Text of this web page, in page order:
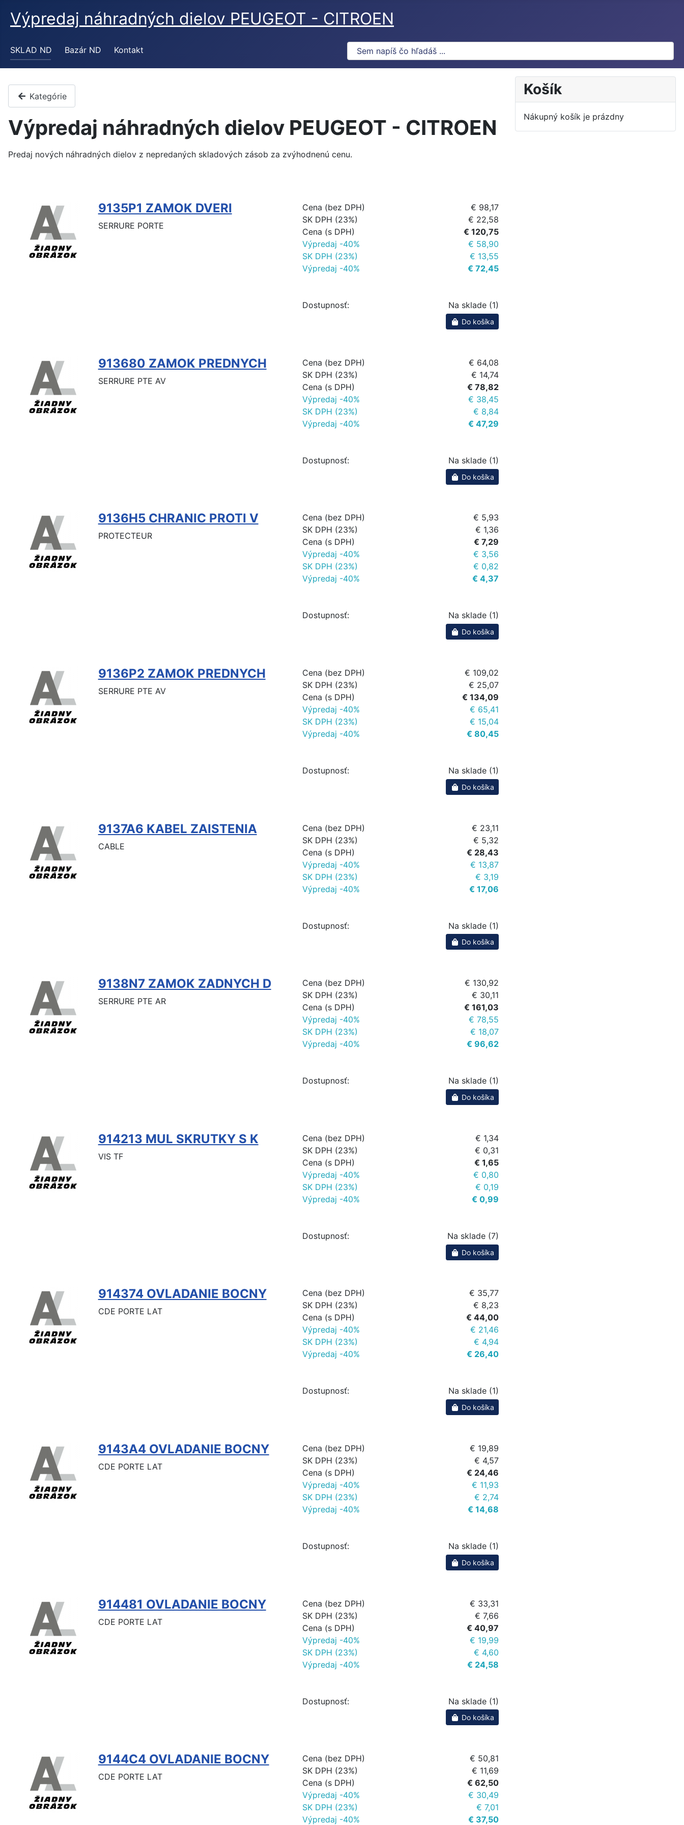
Výpredaj náhradných dielov PEUGEOT - CITROEN
SKLAD ND Bazár ND Kontakt
Kategórie
Výpredaj náhradných dielov PEUGEOT - CITROEN
Predaj nových náhradných dielov z nepredaných skladových zásob za zvýhodnenú cenu.
9135P1 ZAMOK DVERI
SERRURE PORTE
Cena (bez DPH)
€ 98,17
SK DPH (23%)
€ 22,58
Cena (s DPH)
€ 120,75
Výpredaj -40%
€ 58,90
SK DPH (23%)
€ 13,55
Výpredaj -40%
€ 72,45
Dostupnosť: Na sklade (1)
Do košíka
913680 ZAMOK PREDNYCH
SERRURE PTE AV
Cena (bez DPH)
€ 64,08
SK DPH (23%)
€ 14,74
Cena (s DPH)
€ 78,82
Výpredaj -40%
€ 38,45
SK DPH (23%)
€ 8,84
Výpredaj -40%
€ 47,29
Dostupnosť: Na sklade (1)
Do košíka
9136H5 CHRANIC PROTI V
PROTECTEUR
Cena (bez DPH)
€ 5,93
SK DPH (23%)
€ 1,36
Cena (s DPH)
€ 7,29
Výpredaj -40%
€ 3,56
SK DPH (23%)
€ 0,82
Výpredaj -40%
€ 4,37
Dostupnosť: Na sklade (1)
Do košíka
9136P2 ZAMOK PREDNYCH
SERRURE PTE AV
Cena (bez DPH)
€ 109,02
SK DPH (23%)
€ 25,07
Cena (s DPH)
€ 134,09
Výpredaj -40%
€ 65,41
SK DPH (23%)
€ 15,04
Výpredaj -40%
€ 80,45
Dostupnosť: Na sklade (1)
Do košíka
9137A6 KABEL ZAISTENIA
CABLE
Cena (bez DPH)
€ 23,11
SK DPH (23%)
€ 5,32
Cena (s DPH)
€ 28,43
Výpredaj -40%
€ 13,87
SK DPH (23%)
€ 3,19
Výpredaj -40%
€ 17,06
Dostupnosť: Na sklade (1)
Do košíka
9138N7 ZAMOK ZADNYCH D
SERRURE PTE AR
Cena (bez DPH)
€ 130,92
SK DPH (23%)
€ 30,11
Cena (s DPH)
€ 161,03
Výpredaj -40%
€ 78,55
SK DPH (23%)
€ 18,07
Výpredaj -40%
€ 96,62
Dostupnosť: Na sklade (1)
Do košíka
914213 MUL SKRUTKY S K
VIS TF
Cena (bez DPH)
€ 1,34
SK DPH (23%)
€ 0,31
Cena (s DPH)
€ 1,65
Výpredaj -40%
€ 0,80
SK DPH (23%)
€ 0,19
Výpredaj -40%
€ 0,99
Dostupnosť: Na sklade (7)
Do košíka
914374 OVLADANIE BOCNY
CDE PORTE LAT
Cena (bez DPH)
€ 35,77
SK DPH (23%)
€ 8,23
Cena (s DPH)
€ 44,00
Výpredaj -40%
€ 21,46
SK DPH (23%)
€ 4,94
Výpredaj -40%
€ 26,40
Dostupnosť: Na sklade (1)
Do košíka
9143A4 OVLADANIE BOCNY
CDE PORTE LAT
Cena (bez DPH)
€ 19,89
SK DPH (23%)
€ 4,57
Cena (s DPH)
€ 24,46
Výpredaj -40%
€ 11,93
SK DPH (23%)
€ 2,74
Výpredaj -40%
€ 14,68
Dostupnosť: Na sklade (1)
Do košíka
914481 OVLADANIE BOCNY
CDE PORTE LAT
Cena (bez DPH)
€ 33,31
SK DPH (23%)
€ 7,66
Cena (s DPH)
€ 40,97
Výpredaj -40%
€ 19,99
SK DPH (23%)
€ 4,60
Výpredaj -40%
€ 24,58
Dostupnosť: Na sklade (1)
Do košíka
9144C4 OVLADANIE BOCNY
CDE PORTE LAT
Cena (bez DPH)
€ 50,81
SK DPH (23%)
€ 11,69
Cena (s DPH)
€ 62,50
Výpredaj -40%
€ 30,49
SK DPH (23%)
€ 7,01
Výpredaj -40%
€ 37,50
Košík
Nákupný košík je prázdny